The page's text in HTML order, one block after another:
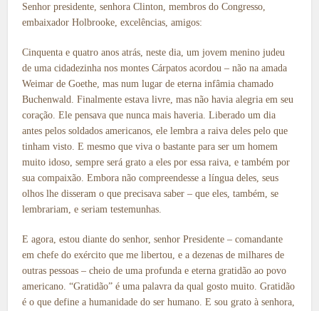
Senhor presidente, senhora Clinton, membros do Congresso,
embaixador Holbrooke, excelências, amigos:
Cinquenta e quatro anos atrás, neste dia, um jovem menino judeu
de uma cidadezinha nos montes Cárpatos acordou – não na amada
Weimar de Goethe, mas num lugar de eterna infâmia chamado
Buchenwald. Finalmente estava livre, mas não havia alegria em seu
coração. Ele pensava que nunca mais haveria. Liberado um dia
antes pelos soldados americanos, ele lembra a raiva deles pelo que
tinham visto. E mesmo que viva o bastante para ser um homem
muito idoso, sempre será grato a eles por essa raiva, e também por
sua compaixão. Embora não compreendesse a língua deles, seus
olhos lhe disseram o que precisava saber – que eles, também, se
lembrariam, e seriam testemunhas.
E agora, estou diante do senhor, senhor Presidente – comandante
em chefe do exército que me libertou, e a dezenas de milhares de
outras pessoas – cheio de uma profunda e eterna gratidão ao povo
americano. “Gratidão” é uma palavra da qual gosto muito. Gratidão
é o que define a humanidade do ser humano. E sou grato à senhora,